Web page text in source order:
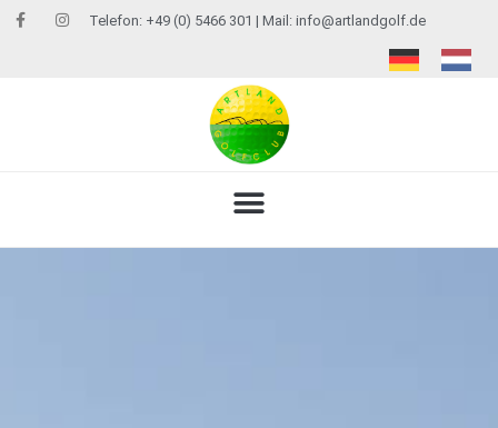
Telefon: +49 (0) 5466 301 | Mail: info@artlandgolf.de